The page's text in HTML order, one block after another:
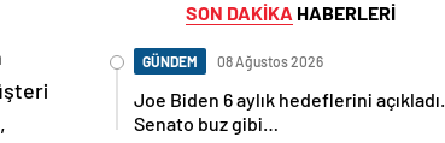
SON DAKİKA HABERLERİ
GÜNDEM 08 Ağustos 2026
Joe Biden 6 aylık hedeflerini açıkladı.
Senato buz gibi…